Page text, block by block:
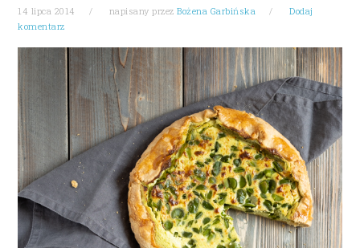
14 lipca 2014 napisany przezBożena Garbińska
Dodaj
komentarz